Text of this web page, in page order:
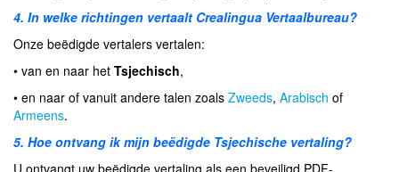
4. In welke richtingen vertaalt Crealingua Vertaalbureau?
Onze beëdigde vertalers vertalen:
• van en naar het Tsjechisch,
• en naar of vanuit andere talen zoals Zweeds, Arabisch of
Armeens.
5. Hoe ontvang ik mijn beëdigde Tsjechische vertaling?
U ontvangt uw beëdigde vertaling als een beveiligd PDF-